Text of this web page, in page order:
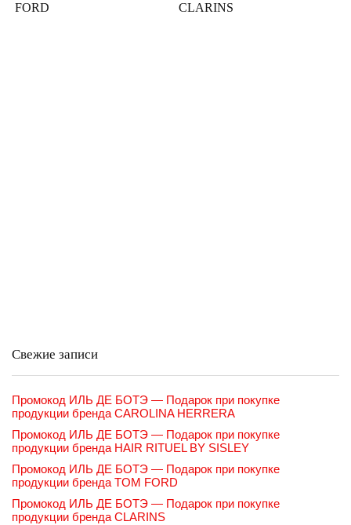
FORD
CLARINS
Свежие записи
Промокод ИЛЬ ДЕ БОТЭ — Подарок при покупке
продукции бренда CAROLINA HERRERA
Промокод ИЛЬ ДЕ БОТЭ — Подарок при покупке
продукции бренда HAIR RITUEL BY SISLEY
Промокод ИЛЬ ДЕ БОТЭ — Подарок при покупке
продукции бренда TOM FORD
Промокод ИЛЬ ДЕ БОТЭ — Подарок при покупке
продукции бренда CLARINS